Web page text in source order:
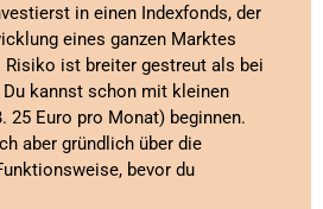
in einen Indexfonds, der
eines ganzen Marktes
Risiko ist breiter gestreut als bei
kannst schon mit kleinen
25 Euro pro Monat) beginnen.
aber gründlich über die
bevor du